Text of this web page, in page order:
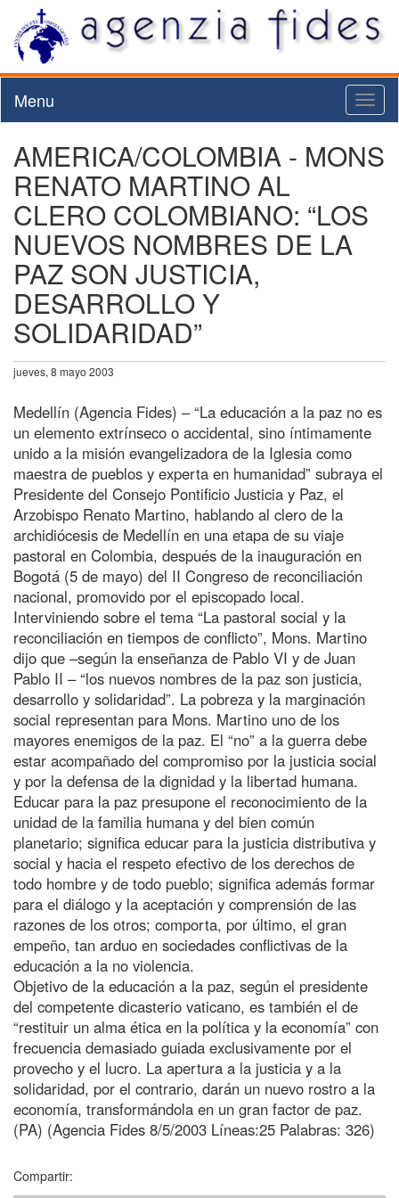
Menu
AMERICA/COLOMBIA - MONS
RENATO MARTINO AL
CLERO COLOMBIANO: “LOS
NUEVOS NOMBRES DE LA
PAZ SON JUSTICIA,
DESARROLLO Y
SOLIDARIDAD”
jueves, 8 mayo 2003
Medellín (Agencia Fides) – “La educación a la paz no es
un elemento extrínseco o accidental, sino íntimamente
unido a la misión evangelizadora de la Iglesia como
maestra de pueblos y experta en humanidad” subraya el
Presidente del Consejo Pontificio Justicia y Paz, el
Arzobispo Renato Martino, hablando al clero de la
archidiócesis de Medellín en una etapa de su viaje
pastoral en Colombia, después de la inauguración en
Bogotá (5 de mayo) del II Congreso de reconciliación
nacional, promovido por el episcopado local.
Interviniendo sobre el tema “La pastoral social y la
reconciliación en tiempos de conflicto”, Mons. Martino
dijo que –según la enseñanza de Pablo VI y de Juan
Pablo II – “los nuevos nombres de la paz son justicia,
desarrollo y solidaridad”. La pobreza y la marginación
social representan para Mons. Martino uno de los
mayores enemigos de la paz. El “no” a la guerra debe
estar acompañado del compromiso por la justicia social
y por la defensa de la dignidad y la libertad humana.
Educar para la paz presupone el reconocimiento de la
unidad de la familia humana y del bien común
planetario; significa educar para la justicia distributiva y
social y hacia el respeto efectivo de los derechos de
todo hombre y de todo pueblo; significa además formar
para el diálogo y la aceptación y comprensión de las
razones de los otros; comporta, por último, el gran
empeño, tan arduo en sociedades conflictivas de la
educación a la no violencia.
Objetivo de la educación a la paz, según el presidente
del competente dicasterio vaticano, es también el de
“restituir un alma ética en la política y la economía” con
frecuencia demasiado guiada exclusivamente por el
provecho y el lucro. La apertura a la justicia y a la
solidaridad, por el contrario, darán un nuevo rostro a la
economía, transformándola en un gran factor de paz.
(PA) (Agencia Fides 8/5/2003 Líneas:25 Palabras: 326)
Compartir: